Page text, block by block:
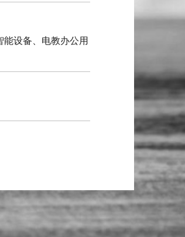
设备、电教办公用
机十三台，加工中